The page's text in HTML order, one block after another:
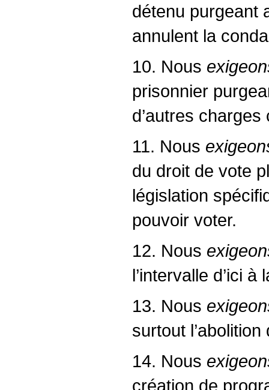
détenu purgeant
annulent la
10. Nous
prisonnier
d’autres
11. Nous
du droit de vote
législation
pouvoir voter.
12. Nous
l’intervalle d’ici
13. Nous
surtout
14. Nous
création de